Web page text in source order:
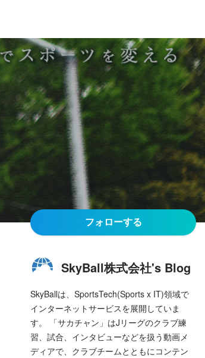
フォローする
SkyBall株式会社's Blog
SkyBallは、SportsTech(Sports x IT)領域で
インターネットサービスを展開していま
す。 「サカチャン」はJリーグのクラブ練
習、試合、インタビューなどを扱う動画メ
ディアで、クラブチームとともにコンテン